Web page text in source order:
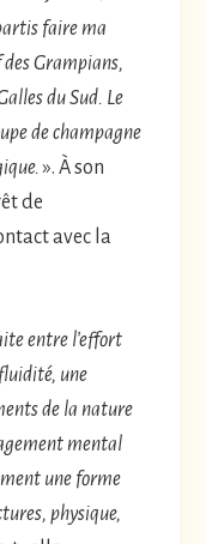
faire ma
Grampians,
du Sud. Le
de champagne
». À son
de
avec la
entre l’effort
une
de la nature
mental
une forme
physique,